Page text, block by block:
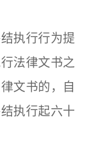
执行行为提
法律文书之
文书的，自
执行起六十